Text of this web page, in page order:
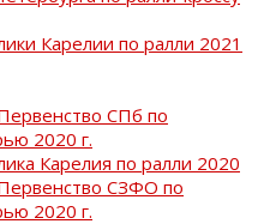
Карелии по ралли 2021
СПб по
2020 г.
Карелия по ралли 2020
СЗФО по
2020 г.